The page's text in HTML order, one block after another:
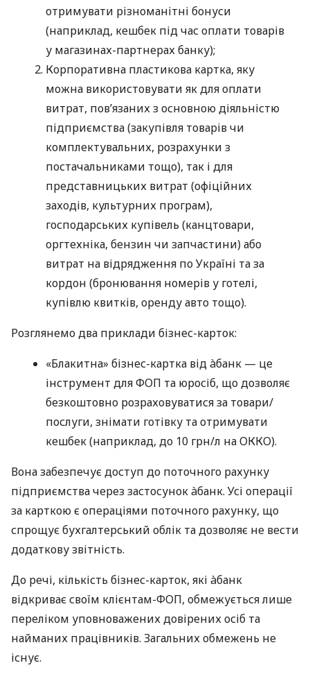
отримувати різноманітні бонуси
(наприклад, кешбек під час оплати товарів
у магазинах-партнерах банку);
Корпоративна пластикова картка, яку
можна використовувати як для оплати
витрат, пов’язаних з основною діяльністю
підприємства (закупівля товарів чи
комплектувальних, розрахунки з
постачальниками тощо), так і для
представницьких витрат (офіційних
заходів, культурних програм),
господарських купівель (канцтовари,
оргтехніка, бензин чи запчастини) або
витрат на відрядження по Україні та за
кордон (бронювання номерів у готелі,
купівлю квитків, оренду авто тощо).
Розглянемо два приклади бізнес-карток:
«Блакитна» бізнес-картка від àбанк — це
інструмент для ФОП та юросіб, що дозволяє
безкоштовно розраховуватися за товари/
послуги, знімати готівку та отримувати
кешбек (наприклад, до 10 грн/л на ОККО).
Вона забезпечує доступ до поточного рахунку
підприємства через застосунок àбанк. Усі операції
за карткою є операціями поточного рахунку, що
спрощує бухгалтерський облік та дозволяє не вести
додаткову звітність.
До речі, кількість бізнес-карток, які àбанк
відкриває своїм клієнтам-ФОП, обмежується лише
переліком уповноважених довірених осіб та
найманих працівників. Загальних обмежень не
існує.